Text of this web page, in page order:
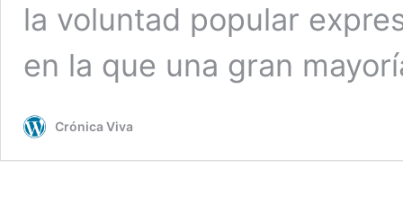
la voluntad popular
en la que una gran
Crónica Viva